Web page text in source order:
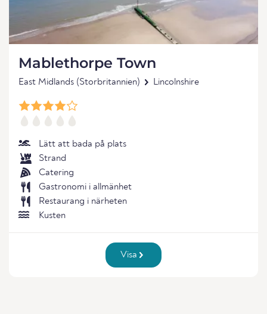
Mablethorpe Town
East Midlands (Storbritannien) Lincolnshire
Lätt att bada på plats
Strand
Catering
Gastronomi i allmänhet
Restaurang i närheten
Kusten
Visa